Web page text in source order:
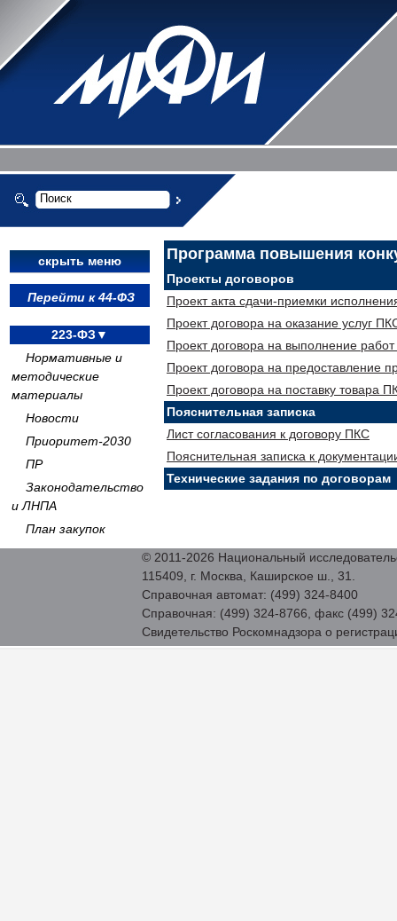
скрыть меню
Перейти к 44-ФЗ
223-ФЗ▼
Нормативные и
методические
материалы
Новости
Приоритет-2030
ПР
Законодательство
и ЛНПА
План закупок
Программа повышения
Проекты договоров
Проект акта сдачи-приемки
Проект договора на оказание услуг
Проект договора на выполнение
Проект договора на предоставление
Проект договора на поставку товара
Пояснительная записка
Лист согласования к договору ПКС
Пояснительная записка к
Технические задания по договорам
© 2011-2026 Национальный
115409, г. Москва, Каширское ш., 31.
Справочная автомат: (499) 324-8400
Справочная: (499) 324-8766, факс (499)
Свидетельство Роскомнадзора о